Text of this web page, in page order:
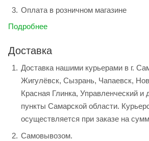
Оплата в розничном магазине
Подробнее
Доставка
Доставка нашими курьерами в г.
Жигулёвск, Сызрань, Чапаевск,
Красная Глинка, Управленческий и
пункты Самарской области.
осуществляется при заказе на
Самовывозом.